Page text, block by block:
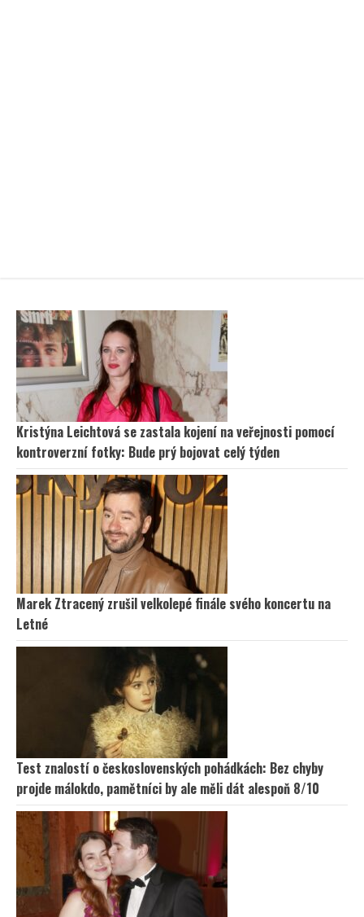
Kristýna Leichtová se zastala kojení na veřejnosti pomocí
kontroverzní fotky: Bude prý bojovat celý týden
Marek Ztracený zrušil velkolepé finále svého koncertu na
Letné
Test znalostí o československých pohádkách: Bez chyby
projde málokdo, pamětníci by ale měli dát alespoň 8/10